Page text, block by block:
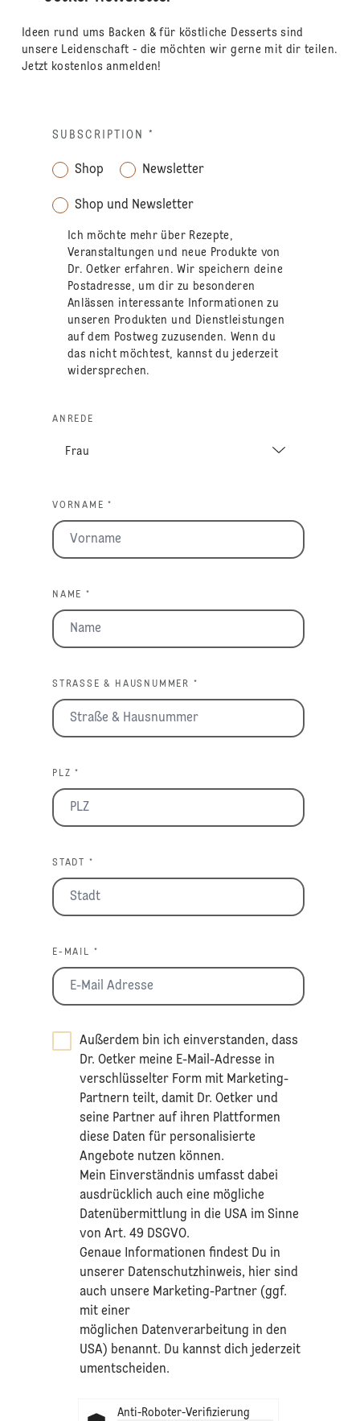
Ideen rund ums Backen & für köstliche Desserts sind
unsere Leidenschaft - die möchten wir gerne mit dir teilen.
Jetzt kostenlos anmelden!
SUBSCRIPTION *
Shop Newsletter
Shop und Newsletter
Ich möchte mehr über Rezepte,
Veranstaltungen und neue Produkte von
Dr. Oetker erfahren. Wir speichern deine
Postadresse, um dir zu besonderen
Anlässen interessante Informationen zu
unseren Produkten und Dienstleistungen
auf dem Postweg zuzusenden. Wenn du
das nicht möchtest, kannst du jederzeit
widersprechen.
ANREDE
VORNAME *
NAME *
STRASSE & HAUSNUMMER *
PLZ *
STADT *
E-MAIL *
Außerdem bin ich einverstanden, dass
Dr. Oetker meine E-Mail-Adresse in
verschlüsselter Form mit Marketing-
Partnern teilt, damit Dr. Oetker und
seine Partner auf ihren Plattformen
diese Daten für personalisierte
Angebote nutzen können.
Mein Einverständnis umfasst dabei
ausdrücklich auch eine mögliche
Datenübermittlung in die USA im Sinne
von Art. 49 DSGVO.​
​Genaue Informationen findest Du in
unserer Datenschutzhinweis, hier sind
auch unsere Marketing-Partner (ggf.
mit einer
möglichen Datenverarbeitung in den
USA) benannt. Du kannst dich jederzeit
umentscheiden.
Anti-Roboter-Verifizierung